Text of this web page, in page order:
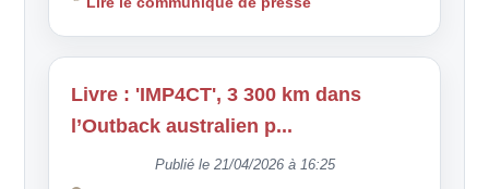
Livre : 'IMP4CT', 3 300 km dans
l’Outback australien p...
Publié le 21/04/2026 à 16:25